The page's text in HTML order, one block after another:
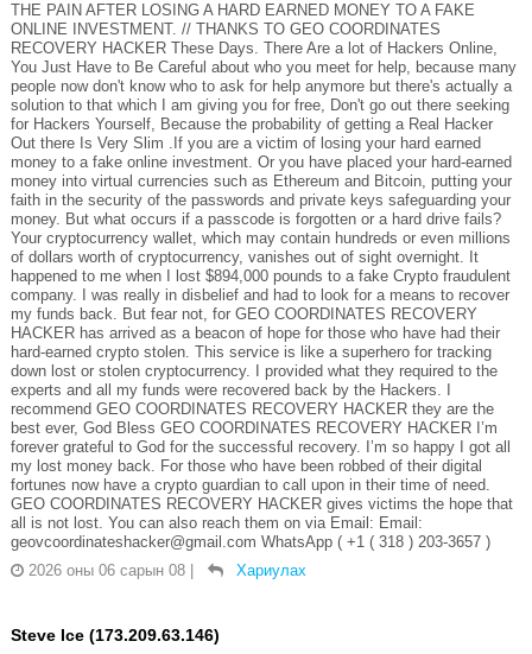
THE PAIN AFTER LOSING A HARD EARNED MONEY TO A FAKE
ONLINE INVESTMENT. // THANKS TO GEO COORDINATES
RECOVERY HACKER These Days. There Are a lot of Hackers Online,
You Just Have to Be Careful about who you meet for help, because many
people now don't know who to ask for help anymore but there's actually a
solution to that which I am giving you for free, Don't go out there seeking
for Hackers Yourself, Because the probability of getting a Real Hacker
Out there Is Very Slim .If you are a victim of losing your hard earned
money to a fake online investment. Or you have placed your hard-earned
money into virtual currencies such as Ethereum and Bitcoin, putting your
faith in the security of the passwords and private keys safeguarding your
money. But what occurs if a passcode is forgotten or a hard drive fails?
Your cryptocurrency wallet, which may contain hundreds or even millions
of dollars worth of cryptocurrency, vanishes out of sight overnight. It
happened to me when I lost $894,000 pounds to a fake Crypto fraudulent
company. I was really in disbelief and had to look for a means to recover
my funds back. But fear not, for GEO COORDINATES RECOVERY
HACKER has arrived as a beacon of hope for those who have had their
hard-earned crypto stolen. This service is like a superhero for tracking
down lost or stolen cryptocurrency. I provided what they required to the
experts and all my funds were recovered back by the Hackers. I
recommend GEO COORDINATES RECOVERY HACKER they are the
best ever, God Bless GEO COORDINATES RECOVERY HACKER I’m
forever grateful to God for the successful recovery. I’m so happy I got all
my lost money back. For those who have been robbed of their digital
fortunes now have a crypto guardian to call upon in their time of need.
GEO COORDINATES RECOVERY HACKER gives victims the hope that
all is not lost. You can also reach them on via Email: Email:
geovcoordinateshacker@gmail.com WhatsApp ( +1 ( 318 ) 203-3657 )
2026 оны 06 сарын 08
Хариулах
Steve Ice (173.209.63.146)